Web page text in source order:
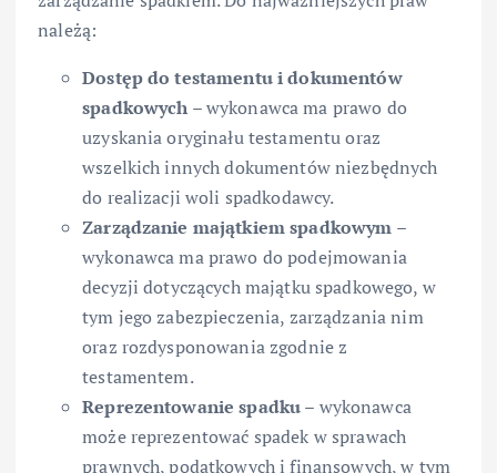
należą:
Dostęp do testamentu i dokumentów
spadkowych – wykonawca ma prawo do
uzyskania oryginału testamentu oraz
wszelkich innych dokumentów niezbędnych
do realizacji woli spadkodawcy.
Zarządzanie majątkiem spadkowym –
wykonawca ma prawo do podejmowania
decyzji dotyczących majątku spadkowego, w
tym jego zabezpieczenia, zarządzania nim
oraz rozdysponowania zgodnie z
testamentem.
Reprezentowanie spadku– wykonawca
może reprezentować spadek w sprawach
prawnych, podatkowych i finansowych, w tym